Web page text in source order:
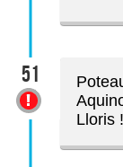
51
Lloris